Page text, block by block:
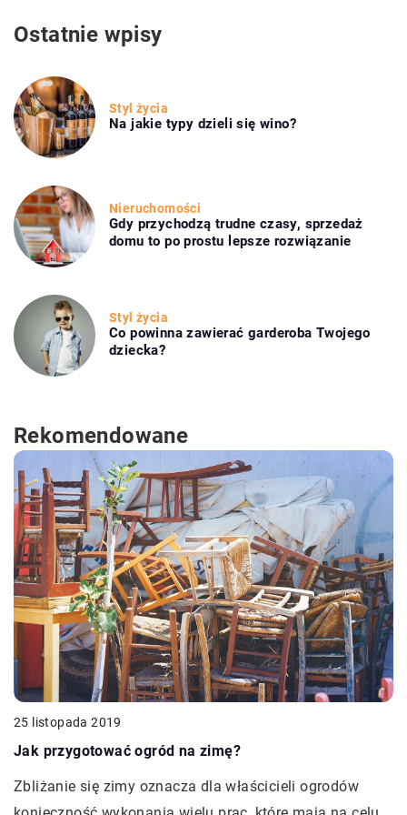
Ostatnie wpisy
Styl życia
Na jakie typy dzieli się wino?
Nieruchomości
Gdy przychodzą trudne czasy, sprzedaż
domu to po prostu lepsze rozwiązanie
Styl życia
Co powinna zawierać garderoba Twojego
dziecka?
Rekomendowane
25 listopada 2019
Jak przygotować ogród na zimę?
Zbliżanie się zimy oznacza dla właścicieli ogrodów